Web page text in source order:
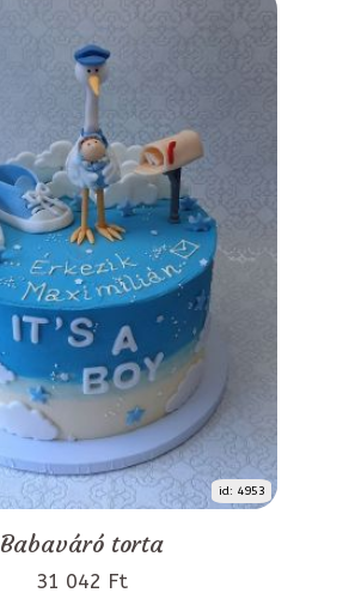
id: 4953
Babaváró torta
31 042 Ft